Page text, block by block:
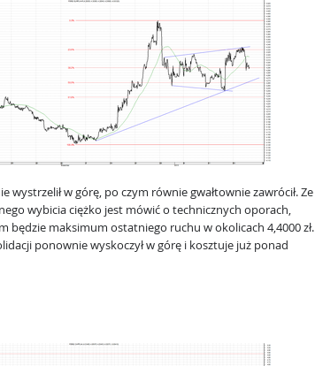
wystrzelił w górę, po czym równie gwałtownie zawrócił. Ze
wybicia ciężko jest mówić o technicznych oporach,
będzie maksimum ostatniego ruchu w okolicach 4,4000 zł.
ponownie wyskoczył w górę i kosztuje już ponad